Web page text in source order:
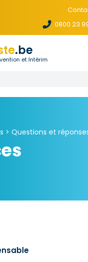
0800 23
.be
et Intérim
> Questions et